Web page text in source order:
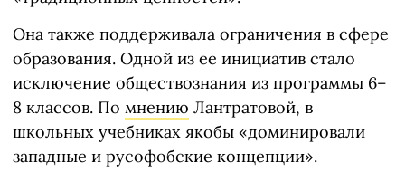
Она также поддерживала ограничения в сфере
образования. Одной из ее инициатив стало
исключение обществознания из программы 6–
8 классов. По мнению Лантратовой, в
школьных учебниках якобы «доминировали
западные и русофобские концепции».